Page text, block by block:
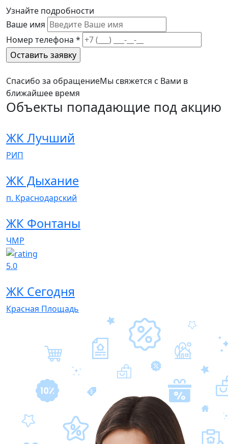
Узнайте подробности
Ваше имя
Номер телефона *
Спасибо за обращениеМы свяжется с Вами в
ближайшее время
Объекты попадающие под акцию
ЖК Лучший
РИП
ЖК Дыхание
п. Краснодарский
ЖК Фонтаны
ЧМР
5.0
ЖК Сегодня
Красная Площадь